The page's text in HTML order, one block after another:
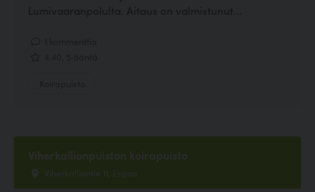
Lumivaaranpolulta. Aitaus on valmistunut...
Viherkallionpuiston koirapuisto
Viherkalliontie 11, Espoo